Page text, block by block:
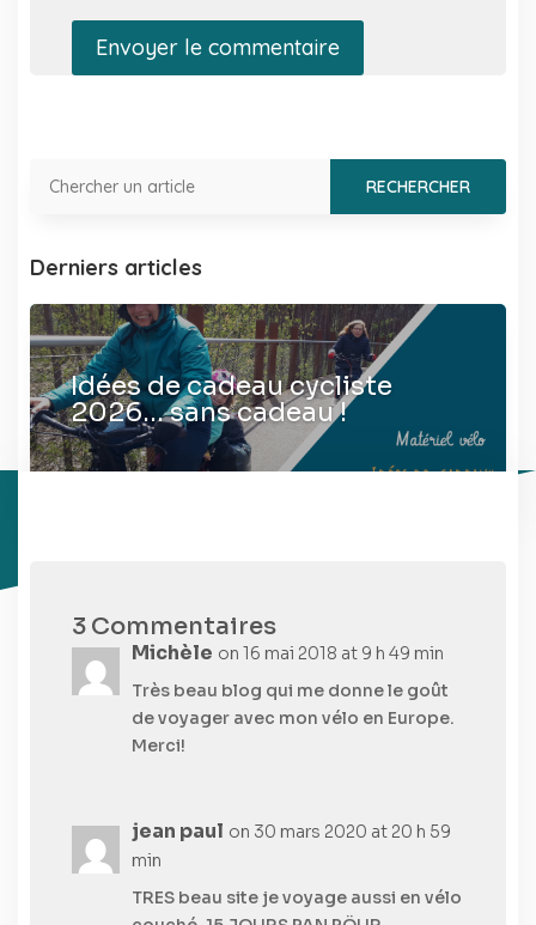
Envoyer le commentaire
Derniers articles
Idées de cadeau cycliste
2026… sans cadeau !
3 Commentaires
Michèle on 16 mai 2018 at 9 h 49 min
Très beau blog qui me donne le goût
de voyager avec mon vélo en Europe.
Merci!
jean paul on 30 mars 2020 at 20 h 59
min
TRES beau site je voyage aussi en vélo